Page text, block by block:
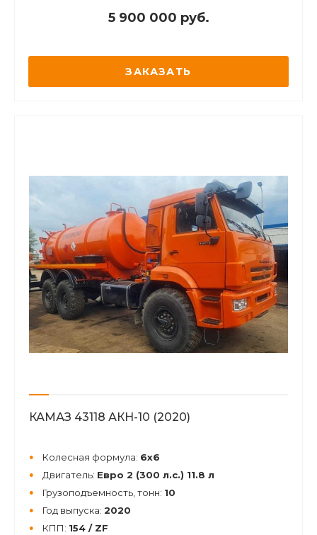
5 900 000 руб.
ЗАКАЗАТЬ
КАМАЗ 43118 АКН-10 (2020)
Колесная формула: 6х6
Двигатель: Евро 2 (300 л.с.) 11.8 л
Грузоподъемность, тонн: 10
Год выпуска: 2020
КПП: 154 / ZF